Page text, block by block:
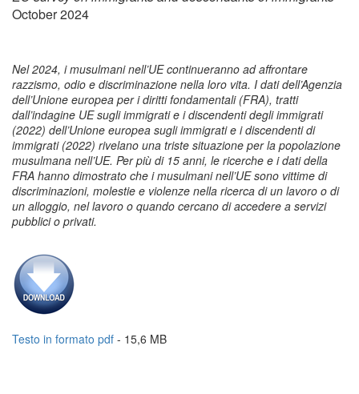
October 2024
Nel 2024, i musulmani nell’UE continueranno ad affrontare
razzismo, odio e discriminazione nella loro vita. I dati dell’Agenzia
dell’Unione europea per i diritti fondamentali (FRA), tratti
dall’indagine UE sugli immigrati e i discendenti degli immigrati
(2022) dell’Unione europea sugli immigrati e i discendenti di
immigrati (2022) rivelano una triste situazione per la popolazione
musulmana nell’UE. Per più di 15 anni, le ricerche e i dati della
FRA hanno dimostrato che i musulmani nell’UE sono vittime di
discriminazioni, molestie e violenze nella ricerca di un lavoro o di
un alloggio, nel lavoro o quando cercano di accedere a servizi
pubblici o privati.
Testo in formato pdf - 15,6 MB